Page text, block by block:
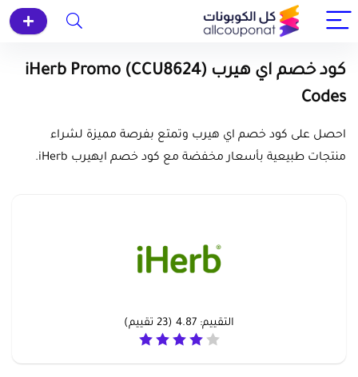
كود خصم اي هيرب (CCU8624) iHerb Promo
Codes
احصل على كود خصم اي هيرب وتمتع بفرصة مميزة لشراء
منتجات طبيعية بأسعار مخفضة مع كود خصم ايهيرب iHerb.
التقييم: 4.87
(
23 تقييم)